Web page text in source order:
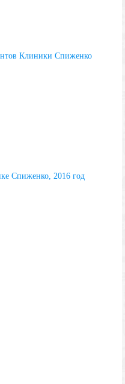
Клиники Спиженко
Спиженко, 2016 год